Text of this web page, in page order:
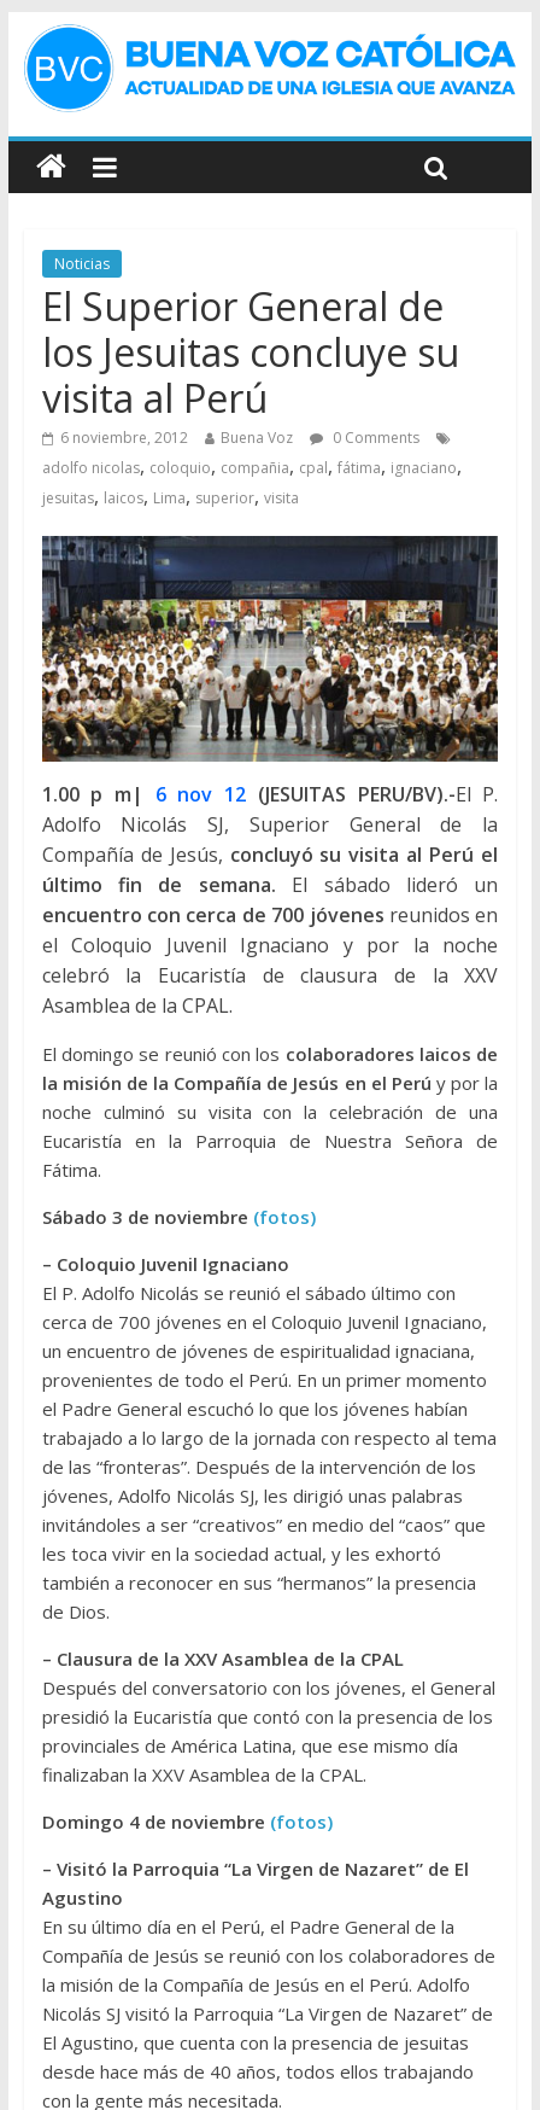
Noticias
El Superior General de
los Jesuitas concluye su
visita al Perú
6 noviembre, 2012 Buena Voz
0 Comments
adolfo nicolas, coloquio, compañia, cpal, fátima, ignaciano,
jesuitas, laicos, Lima, superior, visita
1.00 p m| 6 nov 12 (JESUITAS PERU/BV).-El P.
Adolfo Nicolás SJ, Superior General de la
Compañía de Jesús, concluyó su visita al Perú el
último fin de semana. El sábado lideró un
encuentro con cerca de 700 jóvenes reunidos en
el Coloquio Juvenil Ignaciano y por la noche
celebró la Eucaristía de clausura de la XXV
Asamblea de la CPAL.
El domingo se reunió con los colaboradores laicos de
la misión de la Compañía de Jesús en el Perú y por la
noche culminó su visita con la celebración de una
Eucaristía en la Parroquia de Nuestra Señora de
Fátima.
Sábado 3 de noviembre (fotos)
– Coloquio Juvenil Ignaciano
El P. Adolfo Nicolás se reunió el sábado último con
cerca de 700 jóvenes en el Coloquio Juvenil Ignaciano,
un encuentro de jóvenes de espiritualidad ignaciana,
provenientes de todo el Perú. En un primer momento
el Padre General escuchó lo que los jóvenes habían
trabajado a lo largo de la jornada con respecto al tema
de las “fronteras”. Después de la intervención de los
jóvenes, Adolfo Nicolás SJ, les dirigió unas palabras
invitándoles a ser “creativos” en medio del “caos” que
les toca vivir en la sociedad actual, y les exhortó
también a reconocer en sus “hermanos” la presencia
de Dios.
– Clausura de la XXV Asamblea de la CPAL
Después del conversatorio con los jóvenes, el General
presidió la Eucaristía que contó con la presencia de los
provinciales de América Latina, que ese mismo día
finalizaban la XXV Asamblea de la CPAL.
Domingo 4 de noviembre (fotos)
– Visitó la Parroquia “La Virgen de Nazaret” de El
Agustino
En su último día en el Perú, el Padre General de la
Compañía de Jesús se reunió con los colaboradores de
la misión de la Compañía de Jesús en el Perú. Adolfo
Nicolás SJ visitó la Parroquia “La Virgen de Nazaret” de
El Agustino, que cuenta con la presencia de jesuitas
desde hace más de 40 años, todos ellos trabajando
con la gente más necesitada.